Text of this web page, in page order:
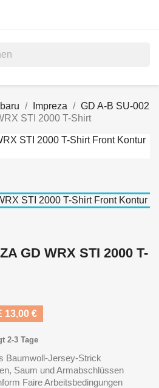
Impreza
GD A-B SU-002
STI 2000 T-Shirt
GD WRX STI 2000 T-
13,00 €
2-3 Tage
Baumwoll-Jersey-Strick
Saum und Armabschlüssen
Faire Arbeitsbedingungen